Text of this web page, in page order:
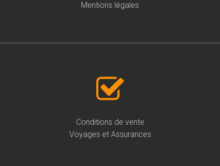
Mentions légales
Conditions de vente
Voyages et Assurances